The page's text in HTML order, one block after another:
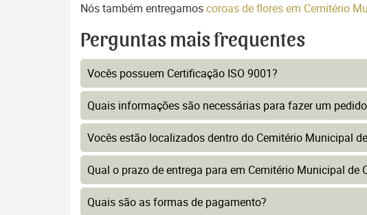
Nós também entregamoscoroas de flores em Cemitério
Perguntas mais frequentes
Vocês possuem Certificação ISO 9001?
Quais informações são necessárias para fazer um
Vocês estão localizados dentro do Cemitério Municipal
Qual o prazo de entrega para em Cemitério Municipal de
Quais são as formas de pagamento?